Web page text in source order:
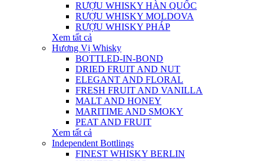
RƯỢU WHISKY HÀN QUỐC
RƯỢU WHISKY MOLDOVA
RƯỢU WHISKY PHÁP
Xem tất cả
Hương Vị Whisky
BOTTLED-IN-BOND
DRIED FRUIT AND NUT
ELEGANT AND FLORAL
FRESH FRUIT AND VANILLA
MALT AND HONEY
MARITIME AND SMOKY
PEAT AND FRUIT
Xem tất cả
Independent Bottlings
FINEST WHISKY BERLIN